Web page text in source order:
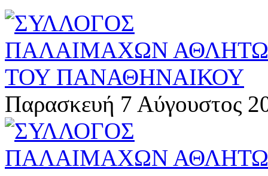
Παρασκευή 7 Αύγουστος